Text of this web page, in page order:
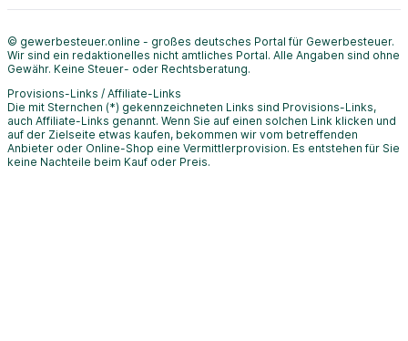
© gewerbesteuer.online - großes deutsches Portal für Gewerbesteuer.
Wir sind ein redaktionelles nicht amtliches Portal. Alle Angaben sind ohne
Gewähr. Keine Steuer- oder Rechtsberatung.
Provisions-Links / Affiliate-Links
Die mit Sternchen (*) gekennzeichneten Links sind Provisions-Links,
auch Affiliate-Links genannt. Wenn Sie auf einen solchen Link klicken und
auf der Zielseite etwas kaufen, bekommen wir vom betreffenden
Anbieter oder Online-Shop eine Vermittlerprovision. Es entstehen für Sie
keine Nachteile beim Kauf oder Preis.